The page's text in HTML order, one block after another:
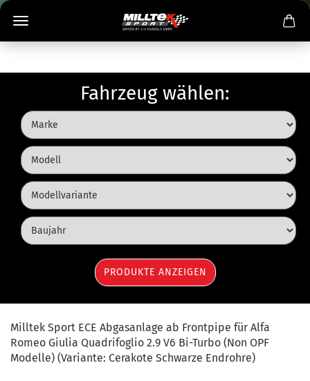
Fahrzeug wählen:
Milltek Sport ECE Abgasanlage ab Frontpipe für Alfa
Romeo Giulia Quadrifoglio 2.9 V6 Bi-Turbo (Non OPF
Modelle) (Variante: Cerakote Schwarze Endrohre)